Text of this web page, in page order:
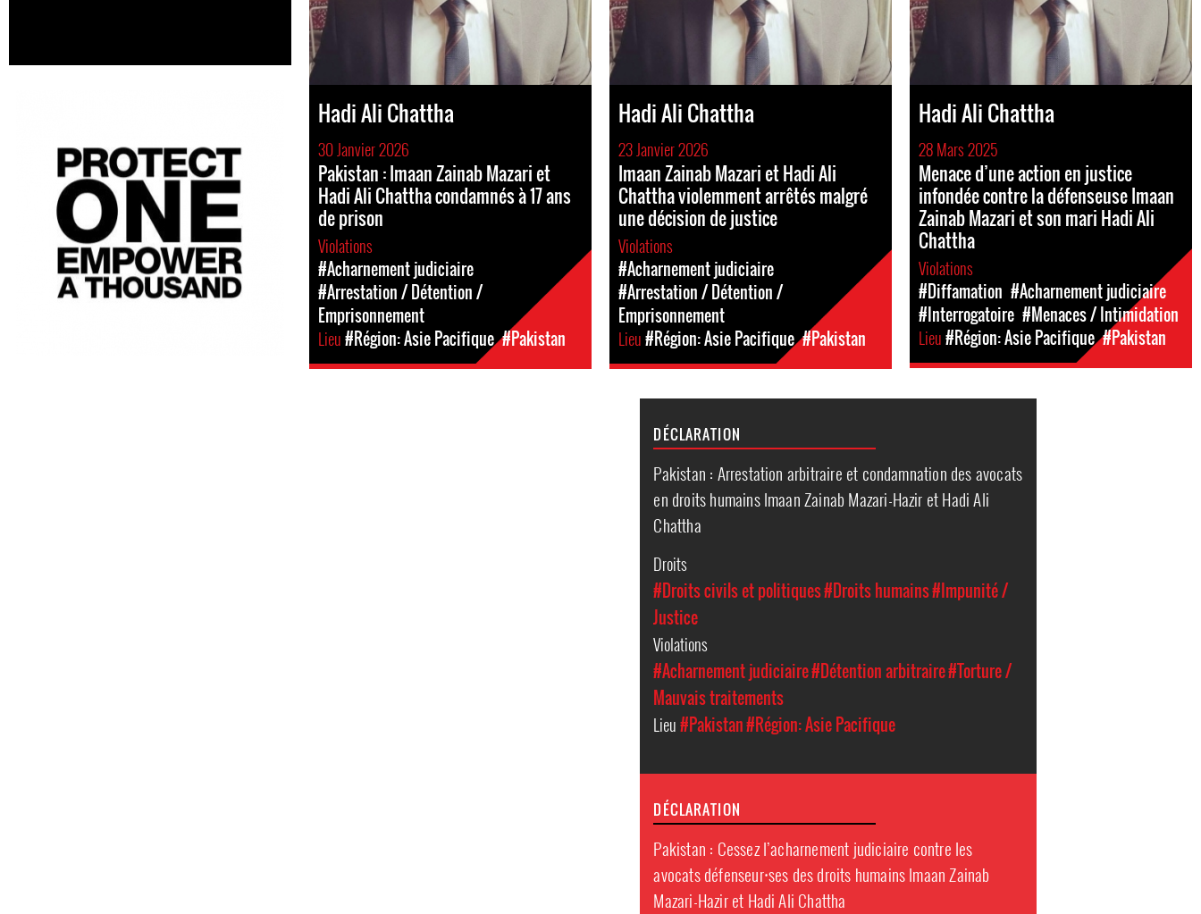
Hadi Ali Chattha
30 Janvier 2026
Pakistan : Imaan Zainab Mazari et
Hadi Ali Chattha condamnés à 17 ans
de prison
Violations
#Acharnement judiciaire
#Arrestation / Détention /
Emprisonnement
Lieu#Région: Asie Pacifique #Pakistan
Hadi Ali Chattha
23 Janvier 2026
Imaan Zainab Mazari et Hadi Ali
Chattha violemment arrêtés malgré
une décision de justice
Violations
#Acharnement judiciaire
#Arrestation / Détention /
Emprisonnement
Lieu#Région: Asie Pacifique #Pakistan
Hadi Ali Chattha
28 Mars 2025
Menace d’une action en justice
infondée contre la défenseuse Imaan
Zainab Mazari et son mari Hadi Ali
Chattha
Violations
#Diffamation #Acharnement judiciaire
#Interrogatoire #Menaces / Intimidation
Lieu#Région: Asie Pacifique #Pakistan
DÉCLARATION
Pakistan : Arrestation arbitraire et condamnation des avocats
en droits humains Imaan Zainab Mazari-Hazir et Hadi Ali
Chattha
Droits
#Droits civils et politiques#Droits humains#Impunité /
Justice
Violations
#Acharnement judiciaire#Détention arbitraire#Torture /
Mauvais traitements
Lieu#Pakistan#Région: Asie Pacifique
DÉCLARATION
Pakistan : Cessez l’acharnement judiciaire contre les
avocats défenseur⸱ses des droits humains Imaan Zainab
Mazari-Hazir et Hadi Ali Chattha